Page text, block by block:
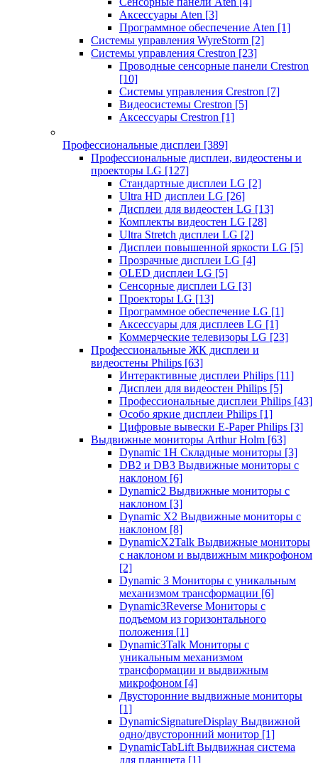
Аксессуары Aten [3]
Программное обеспечение Aten [1]
Системы управления WyreStorm [2]
Системы управления Crestron [23]
Проводные сенсорные панели Crestron
[10]
Системы управления Crestron [7]
Видеосистемы Crestron [5]
Аксессуары Crestron [1]
Профессиональные дисплеи [389]
Профессиональные дисплеи, видеостены и
проекторы LG [127]
Стандартные дисплеи LG [2]
Ultra HD дисплеи LG [26]
Дисплеи для видеостен LG [13]
Комплекты видеостен LG [28]
Ultra Stretch дисплеи LG [2]
Дисплеи повышенной яркости LG [5]
Прозрачные дисплеи LG [4]
OLED дисплеи LG [5]
Сенсорные дисплеи LG [3]
Проекторы LG [13]
Программное обеспечение LG [1]
Аксессуары для дисплеев LG [1]
Коммерческие телевизоры LG [23]
Профессиональные ЖК дисплеи и
видеостены Philips [63]
Интерактивные дисплеи Philips [11]
Дисплеи для видеостен Philips [5]
Профессиональные дисплеи Philips [43]
Особо яркие дисплеи Philips [1]
Цифровые вывески E-Paper Philips [3]
Выдвижные мониторы Arthur Holm [63]
Dynamic 1Н Складные мониторы [3]
DB2 и DB3 Выдвижные мониторы с
наклоном [6]
Dynamic2 Выдвижные мониторы с
наклоном [3]
Dynamic X2 Выдвижные мониторы с
наклоном [8]
DynamicX2Talk Выдвижные мониторы
с наклоном и выдвижным микрофоном
[2]
Dynamic 3 Мониторы с уникальным
механизмом трансформации [6]
Dynamic3Reverse Мониторы с
подъемом из горизонтального
положения [1]
Dynamic3Talk Мониторы с
уникальным механизмом
трансформации и выдвижным
микрофоном [4]
Двусторонние выдвижные мониторы
[1]
DynamicSignatureDisplay Выдвижной
одно/двусторонний монитор [1]
DynamicTabLift Выдвижная система
для планшета [1]